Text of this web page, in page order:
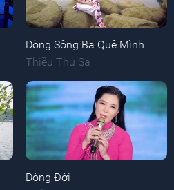
Dòng Sông Ba Quê Mình
Thiều Thu Sa
Dòng Đời